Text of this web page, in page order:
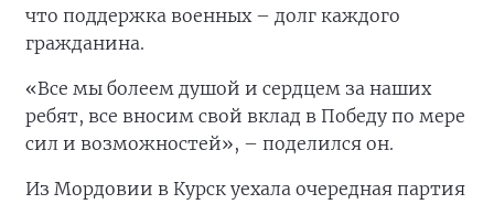
что поддержка военных – долг каждого
гражданина.
«Все мы болеем душой и сердцем за наших
ребят, все вносим свой вклад в Победу по мере
сил и возможностей», – поделился он.
Из Мордовии в Курск уехала очередная партия